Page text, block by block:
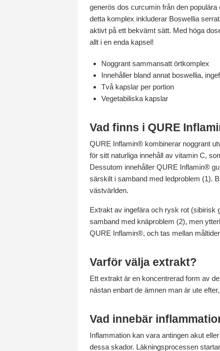
generös dos curcumin från den
detta komplex inkluderar Boswellia
aktivt på ett bekvämt sätt. Med höga
allt i en enda kapsel!
Noggrant sammansatt örtkomplex
Innehåller bland annat boswellia,
Två kapslar per portion
Vegetabiliska kapslar
Vad finns i QURE
QURE Inflamin® kombinerar noggrant
för sitt naturliga innehåll av vitamin C,
Dessutom innehåller QURE Inflamin®
särskilt i samband med ledproblem (1).
västvärlden.
Extrakt av ingefära och rysk rot (sibirisk
samband med knäproblem (2), men
QURE Inflamin®, och tas mellan
Varför välja extrakt?
Ett extrakt är en koncentrerad form av
nästan enbart de ämnen man är ute
Vad innebär
Inflammation kan vara antingen akut
dessa skador. Läkningsprocessen